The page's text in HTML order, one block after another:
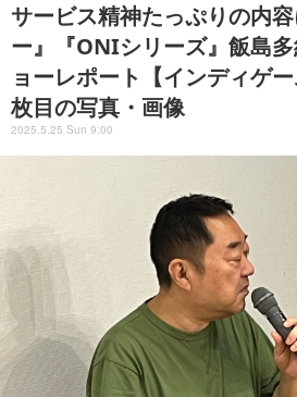
サービス精神たっぷりの内
ー』『ONIシリーズ』飯島
ョーレポート【インディゲ
枚目の写真・画像
2025.5.25 Sun 9:00